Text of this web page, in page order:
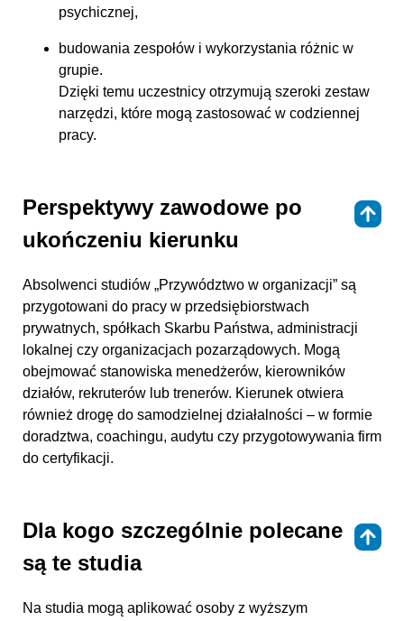
psychicznej,
budowania zespołów i wykorzystania różnic w
grupie.
Dzięki temu uczestnicy otrzymują szeroki zestaw
narzędzi, które mogą zastosować w codziennej
pracy.
Perspektywy zawodowe po
ukończeniu kierunku
Absolwenci studiów „Przywództwo w organizacji” są
przygotowani do pracy w przedsiębiorstwach
prywatnych, spółkach Skarbu Państwa, administracji
lokalnej czy organizacjach pozarządowych. Mogą
obejmować stanowiska menedżerów, kierowników
działów, rekruterów lub trenerów. Kierunek otwiera
również drogę do samodzielnej działalności – w formie
doradztwa, coachingu, audytu czy przygotowywania firm
do certyfikacji.
Dla kogo szczególnie polecane
są te studia
Na studia mogą aplikować osoby z wyższym